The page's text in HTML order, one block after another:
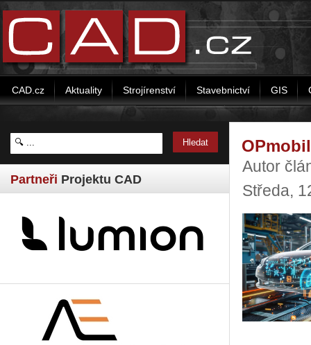
CAD.cz Aktuality Strojírenství Stavebnictví GIS
Partneři Projektu CAD
Autor
Středa,